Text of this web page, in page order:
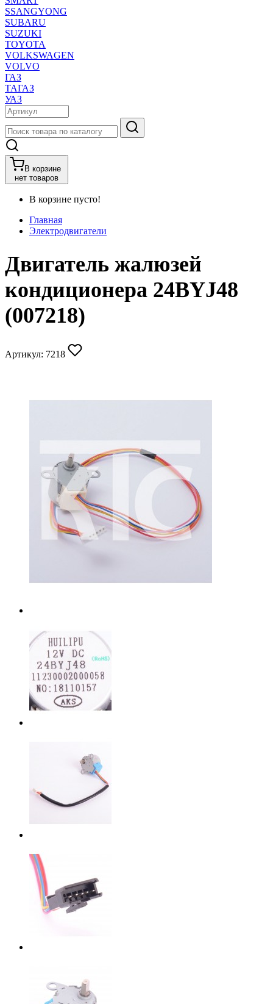
SSANGYONG
SUBARU
SUZUKI
TOYOTA
VOLKSWAGEN
VOLVO
ГАЗ
ТАГАЗ
УАЗ
В корзине
нет товаров
В корзине пусто!
Главная
Электродвигатели
Двигатель жалюзей
кондиционера 24BYJ48
(007218)
Артикул: 7218